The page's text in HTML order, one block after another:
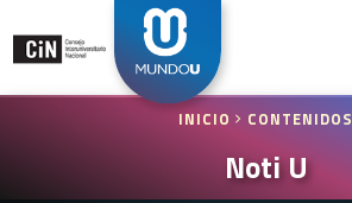
INICIO CONTENIDOS
Noti U